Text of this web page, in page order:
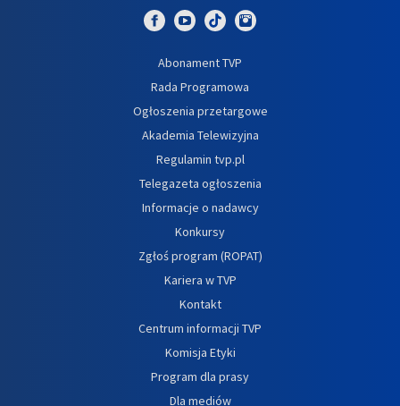
Abonament TVP
Rada Programowa
Ogłoszenia przetargowe
Akademia Telewizyjna
Regulamin tvp.pl
Telegazeta ogłoszenia
Informacje o nadawcy
Konkursy
Zgłoś program (ROPAT)
Kariera w TVP
Kontakt
Centrum informacji TVP
Komisja Etyki
Program dla prasy
Dla mediów